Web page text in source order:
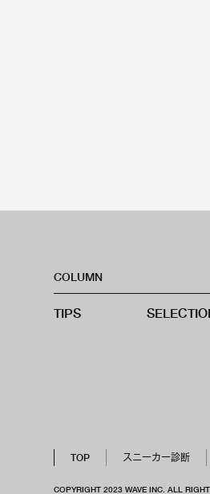
COLUMN
TIPS
TOP スニーカー診断
COPYRIGHT 2023 WAVE INC. ALL RIGHT